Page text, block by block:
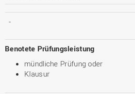
-
Benotete Prüfungsleistung
mündliche Prüfung oder
Klausur